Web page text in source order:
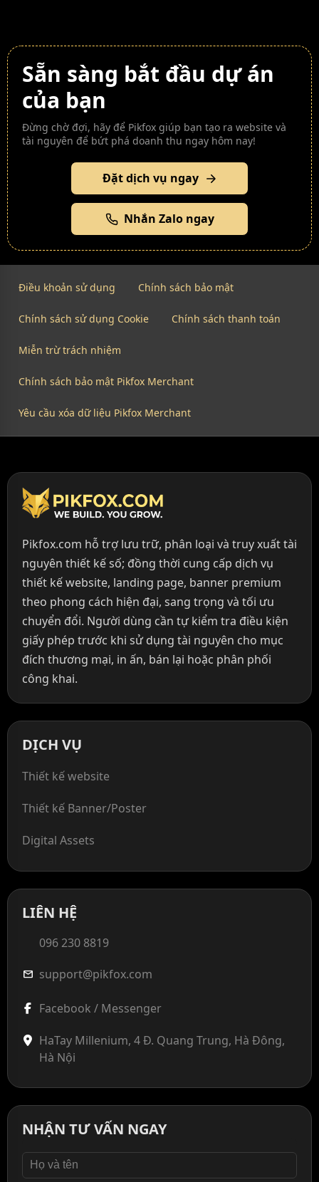
Sẵn sàng bắt đầu dự án
của bạn
Đừng chờ đợi, hãy để Pikfox giúp bạn tạo ra website và
tài nguyên để bứt phá doanh thu ngay hôm nay!
Đặt dịch vụ ngay
Nhắn Zalo ngay
Điều khoản sử dụng Chính sách bảo mật
Chính sách sử dụng Cookie Chính sách thanh toán
Miễn trừ trách nhiệm
Chính sách bảo mật Pikfox Merchant
Yêu cầu xóa dữ liệu Pikfox Merchant
Pikfox.com hỗ trợ lưu trữ, phân loại và truy xuất tài
nguyên thiết kế số; đồng thời cung cấp dịch vụ
thiết kế website, landing page, banner premium
theo phong cách hiện đại, sang trọng và tối ưu
chuyển đổi. Người dùng cần tự kiểm tra điều kiện
giấy phép trước khi sử dụng tài nguyên cho mục
đích thương mại, in ấn, bán lại hoặc phân phối
công khai.
DỊCH VỤ
Thiết kế website
Thiết kế Banner/Poster
Digital Assets
LIÊN HỆ
096 230 8819
mail support@pikfox.com
Facebook / Messenger
HaTay Millenium, 4 Đ. Quang Trung, Hà Đông,
Hà Nội
NHẬN TƯ VẤN NGAY